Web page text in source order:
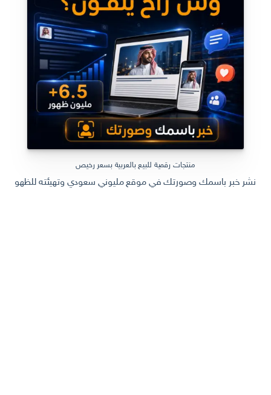
منتجات رقمية للبيع بالعربية بسعر رخيص
نشر خبر باسمك وصورتك في موقع مليوني سعودي وتهيئته للظهور